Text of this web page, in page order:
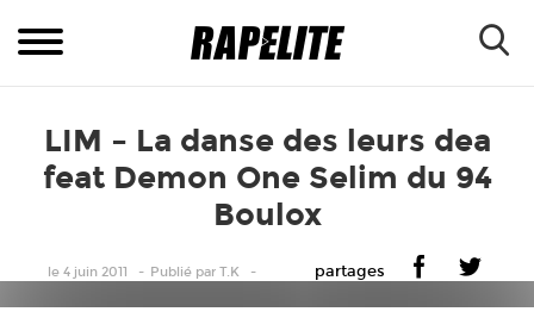
LIM – La danse des leurs dea
feat Demon One Selim du 94
Boulox
le 4 juin 2011 Publiépar T.K partages